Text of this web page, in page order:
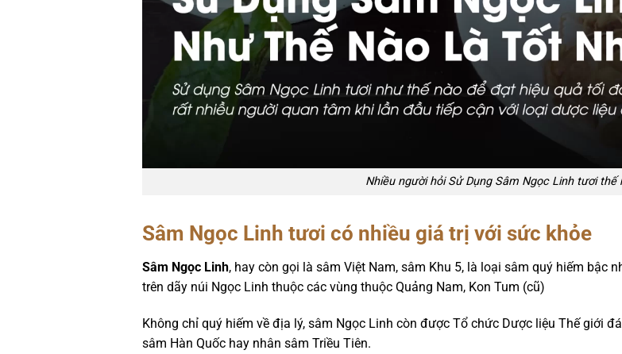
Nhiều người hỏi Sử Dụng Sâm Ngọc Linh tươi thế
Sâm Ngọc Linh tươi có nhiều giá trị với sức khỏe
Sâm Ngọc Linh, hay còn gọi là sâm Việt Nam, sâm Khu 5, là loại sâm quý hiếm bậc
trên dãy núi Ngọc Linh thuộc các vùng thuộc Quảng Nam, Kon Tum (cũ)
Không chỉ quý hiếm về địa lý, sâm Ngọc Linh còn được Tổ chức Dược liệu Thế giới
sâm Hàn Quốc hay nhân sâm Triều Tiên.